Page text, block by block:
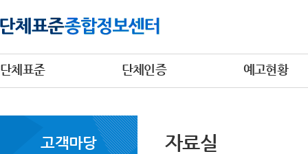
단체표준 단체인증 예고현황
고객마당 자료실